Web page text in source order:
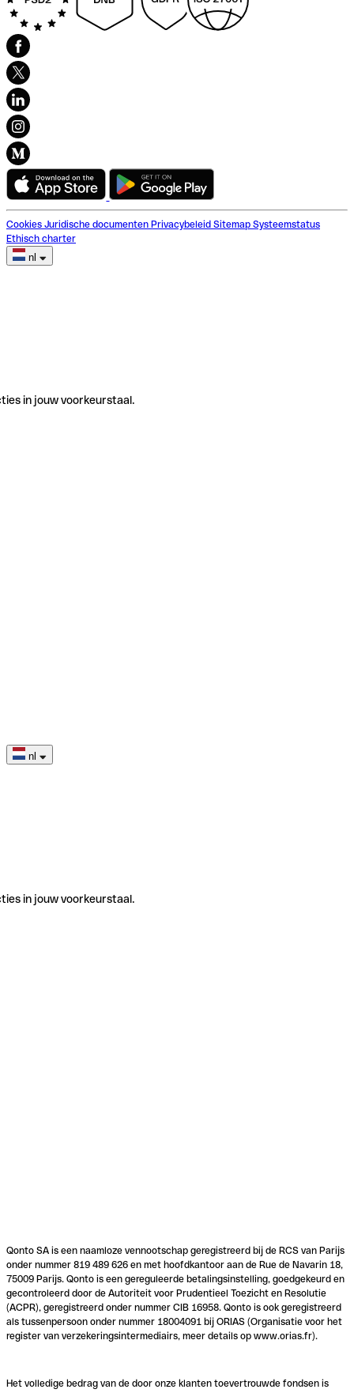
Cookies Juridische documenten Privacybeleid Sitemap Systeemstatus
Ethisch charter
nl
in jouw voorkeurstaal.
nl
in jouw voorkeurstaal.
Qonto SA is een naamloze vennootschap geregistreerd bij de RCS van Parijs
onder nummer 819 489 626 en met hoofdkantoor aan de Rue de Navarin 18,
75009 Parijs. Qonto is een gereguleerde betalingsinstelling, goedgekeurd en
gecontroleerd door de Autoriteit voor Prudentieel Toezicht en Resolutie
(ACPR), geregistreerd onder nummer CIB 16958. Qonto is ook geregistreerd
als tussenpersoon onder nummer 18004091 bij ORIAS (Organisatie voor het
register van verzekeringsintermediairs, meer details op www.orias.fr).
Het volledige bedrag van de door onze klanten toevertrouwde fondsen is